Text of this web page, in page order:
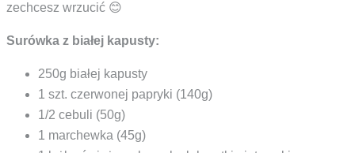
zechcesz wrzucić 😊
Surówka z białej kapusty:
250g białej kapusty
1 szt. czerwonej papryki (140g)
1/2 cebuli (50g)
1 marchewka (45g)